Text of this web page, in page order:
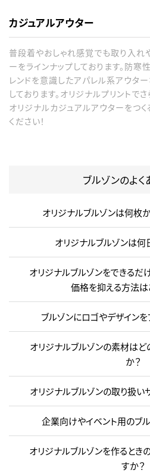
カジュアルアウター
普段着やおしゃれ感覚でも取り入れ
ーをラインナップしております。防寒
レンドを意識したアパレル系アウタ
しております。オリジナルプリント
オリジナルカジュアルアウターをつ
ください！
ブルゾンのよ
オリジナルブルゾンは何枚
オリジナルブルゾンは何
オリジナルブルゾンをできるだ
価格を抑える方法は
ブルゾンにロゴやデザインを
オリジナルブルゾンの素材はど
か？
オリジナルブルゾンの取り扱い
企業向けやイベント用のブ
オリジナルブルゾンを作るとき
すか？